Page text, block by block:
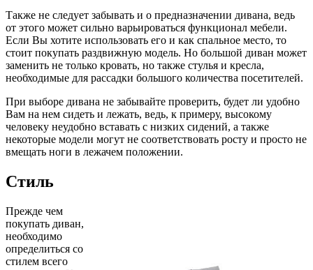
Также не следует забывать и о предназначении дивана, ведь
от этого может сильно варьироваться функционал мебели.
Если Вы хотите использовать его и как спальное место, то
стоит покупать раздвижную модель. Но большой диван может
заменить не только кровать, но также стулья и кресла,
необходимые для рассадки большого количества посетителей.
При выборе дивана не забывайте проверить, будет ли удобно
Вам на нем сидеть и лежать, ведь, к примеру, высокому
человеку неудобно вставать с низких сидений, а также
некоторые модели могут не соответствовать росту и просто не
вмещать ноги в лежачем положении.
Стиль
Прежде чем
покупать диван,
необходимо
определиться со
стилем всего